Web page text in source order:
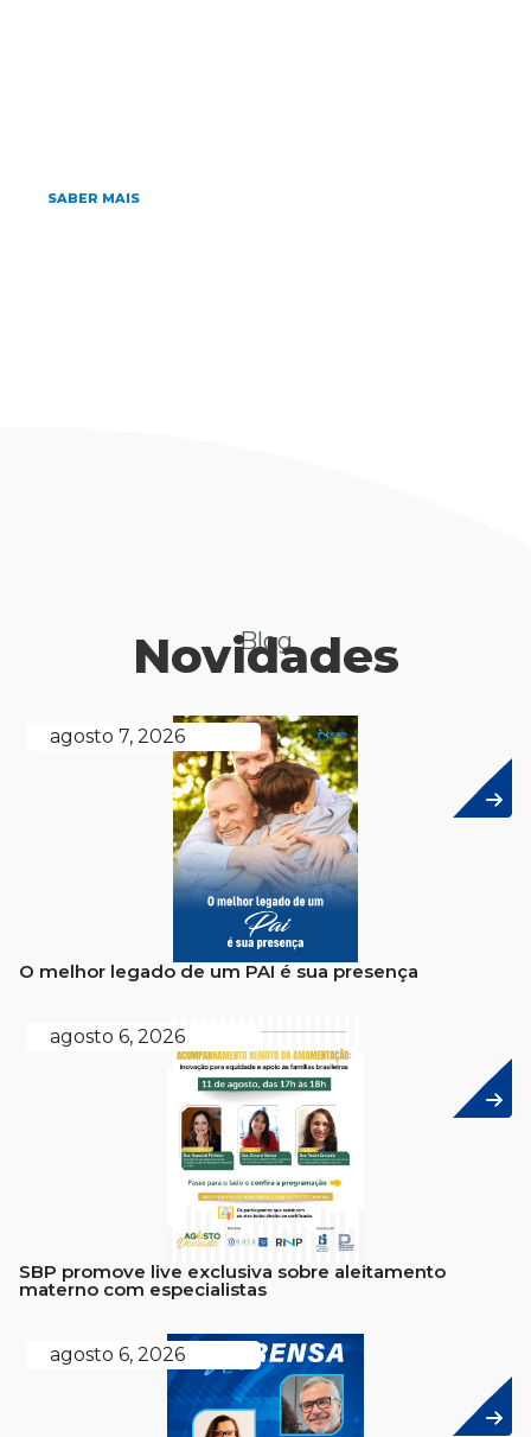
SABER MAIS
Blog
Novidades
agosto 7, 2026
O melhor legado de um PAI é sua presença
agosto 6, 2026
SBP promove live exclusiva sobre aleitamento
materno com especialistas
agosto 6, 2026